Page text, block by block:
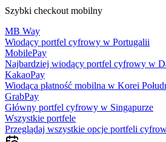
Szybki checkout mobilny
MB Way
Wiodący portfel cyfrowy w Portugalii
MobilePay
Najbardziej wiodący portfel cyfrowy w
KakaoPay
Wiodąca płatność mobilna w Korei
GrabPay
Główny portfel cyfrowy w Singapurze
Wszystkie portfele
Przeglądaj wszystkie opcje portfeli